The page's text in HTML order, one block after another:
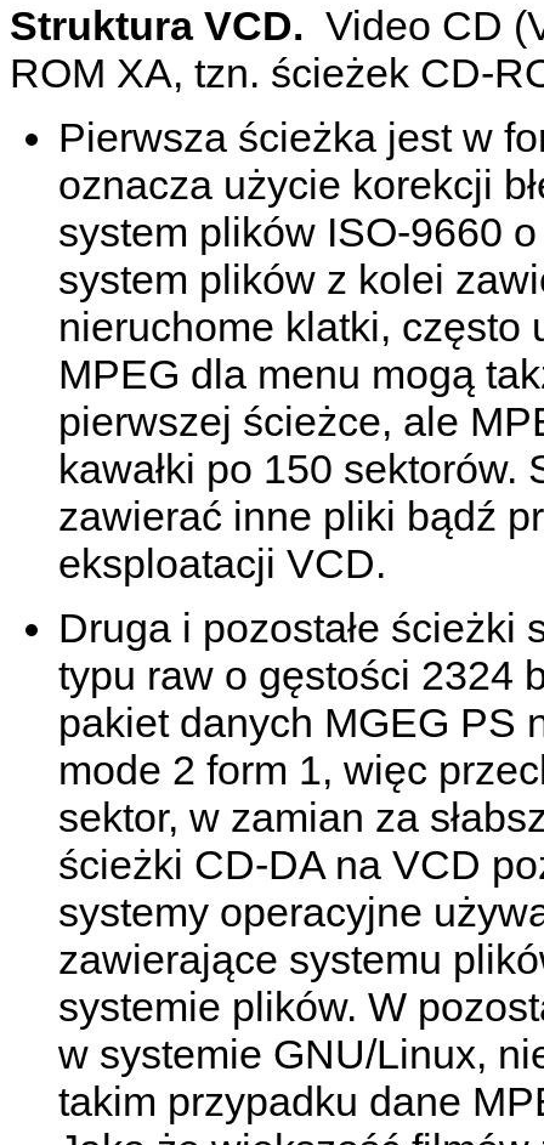
Struktura VCD. Video CD
ROM XA, tzn. ścieżek CD-
Pierwsza ścieżka jest w
oznacza użycie korekcji
system plików ISO-9660
system plików z kolei
nieruchome klatki, często
MPEG dla menu mogą
pierwszej ścieżce, ale
kawałki po 150
zawierać inne pliki bądź
eksploatacji VCD.
Druga i pozostałe
typu raw o gęstości 2324
pakiet danych MGEG PS
mode 2 form 1, więc
sektor, w zamian za
ścieżki CD-DA na VCD
systemy operacyjne
zawierające systemu
systemie plików. W
w systemie GNU/Linux,
takim przypadku dane